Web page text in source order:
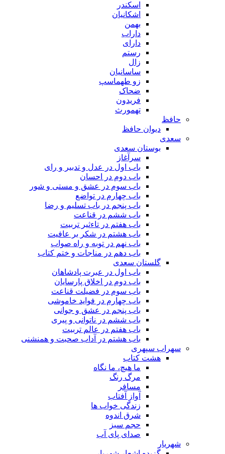
اسکندر
اشکانیان
بهمن
داراب
دارای
رستم
زال
ساسانیان
زو طهماسپ‏
ضحاک
فریدون
تهمورث
حافظ
دیوان حافظ
سعدی
بوستان سعدی
سرآغاز
باب اول در عدل و تدبیر و رای
باب دوم در احسان
باب سوم در عشق و مستی و شور
باب چهارم در تواضع
باب پنجم در باب تسلیم و رضا
باب ششم در قناعت
باب هفتم در تاءثیر تربیت
باب هشتم در شکر بر عافیت
باب نهم در توبه و راه صواب
باب دهم در مناجات و ختم کتاب
گلستان سعدی
باب اول در عبرت پادشاهان
باب دوم در اخلاق پارسایان
باب سوم در فضیلت قناعت
باب چهارم در فواید خاموشى
باب پنجم در عشق و جوانى
باب ششم در ناتوانى و پیرى
باب هفتم در عالم تربیت
باب هشتم در آداب صحبت و همنشنى
سهراب سپهری
هشت کتاب
ما هیچ، ما نگاه
مرگ رنگ
مسافر
آواز آفتاب
زندگی خواب ها
شرق اندوه
حجم سبز
صدای پای آب
شهریار